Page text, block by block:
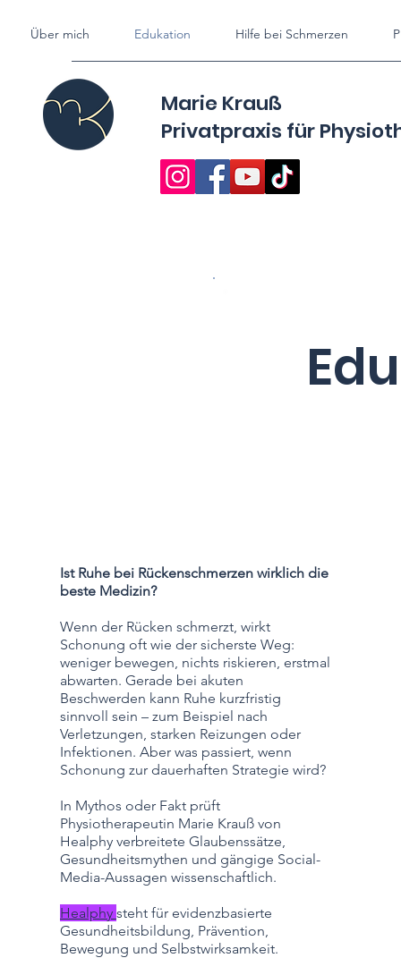
Über mich Edukation Hilfe bei Schmerzen
Marie Krauß
Privatpraxis für
Ist Ruhe bei Rückenschmerzen wirklich die
beste Medizin?
Wenn der Rücken schmerzt, wirkt
Schonung oft wie der sicherste Weg:
weniger bewegen, nichts riskieren, erstmal
abwarten. Gerade bei akuten
Beschwerden kann Ruhe kurzfristig
sinnvoll sein – zum Beispiel nach
Verletzungen, starken Reizungen oder
Infektionen. Aber was passiert, wenn
Schonung zur dauerhaften Strategie wird?
In Mythos oder Fakt prüft
Physiotherapeutin Marie Krauß von
Healphy verbreitete Glaubenssätze,
Gesundheitsmythen und gängige Social-
Media-Aussagen wissenschaftlich.
Healphy steht für evidenzbasierte
Gesundheitsbildung, Prävention,
Bewegung und Selbstwirksamkeit.